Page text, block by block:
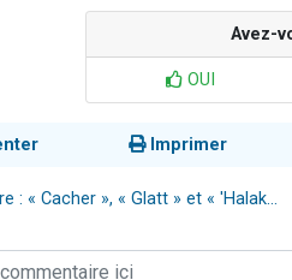
Avez-
OUI
Imprimer
: « Cacher », « Glatt » et « 'Halak...